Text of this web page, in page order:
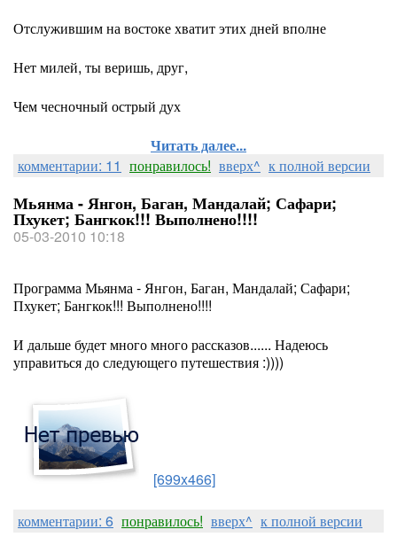
Отслужившим на востоке хватит этих дней вполне
Нет милей, ты веришь, друг,
Чем чесночный острый дух
Читать далее...
комментарии: 11 понравилось! вверх^ к полной версии
Мьянма - Янгон, Баган, Мандалай; Сафари;
Пхукет; Бангкок!!! Выполнено!!!!
05-03-2010 10:18
Программа Мьянма - Янгон, Баган, Мандалай; Сафари;
Пхукет; Бангкок!!! Выполнено!!!!
И дальше будет много много рассказов...... Надеюсь
управиться до следующего путешествия :))))
[699x466]
комментарии: 6 понравилось! вверх^ к полной версии